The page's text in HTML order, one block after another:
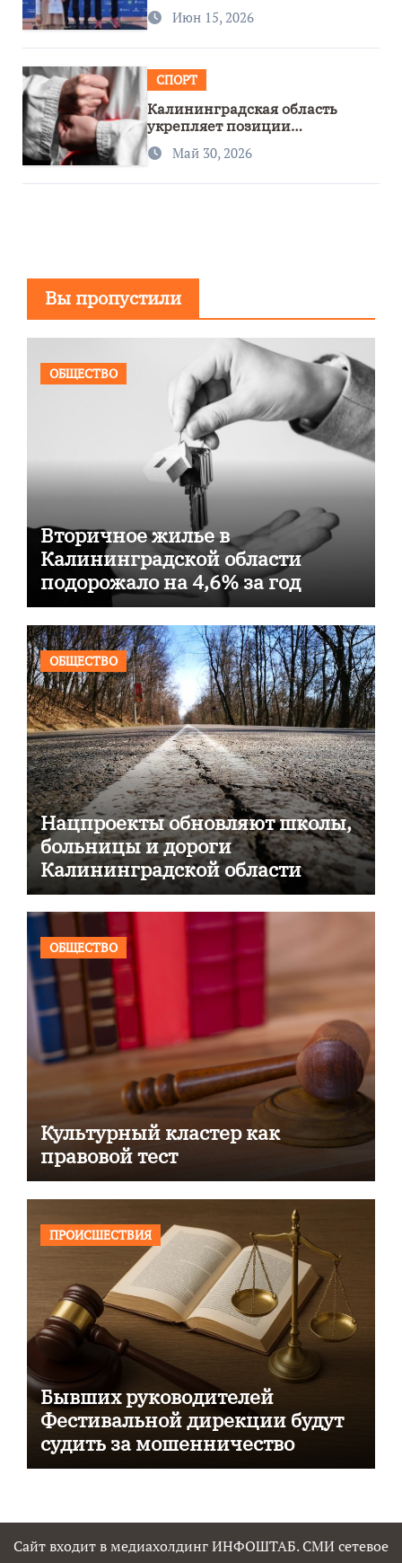
Июн 15, 2026
СПОРТ
Калининградская область
укрепляет позиции
спортивного региона
Май 30, 2026
Вы пропустили
ОБЩЕСТВО
Вторичное жилье в
Калининградской области
подорожало на 4,6% за год
ОБЩЕСТВО
Нацпроекты обновляют школы,
больницы и дороги
Калининградской области
ОБЩЕСТВО
Культурный кластер как
правовой тест
ПРОИСШЕСТВИЯ
Бывших руководителей
Фестивальной дирекции будут
судить за мошенничество
Сайт входит в медиахолдинг ИНФОШТАБ. СМИ сетевое